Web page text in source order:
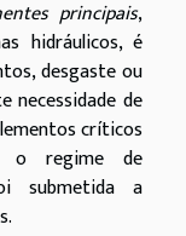
principais,
hidráulicos, é
desgaste ou
necessidade de
críticos
o regime de
submetida a